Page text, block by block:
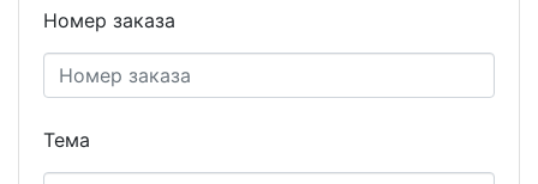
Номер заказа
Тема